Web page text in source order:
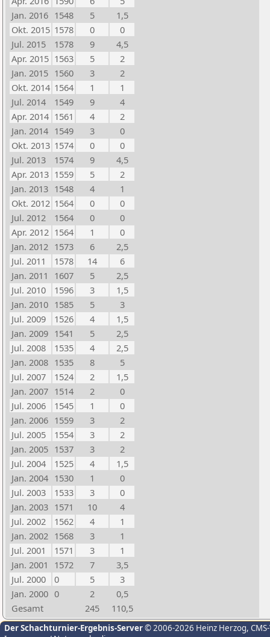
Jan. 2016 1548 5
1,5
Okt. 2015 1578 0
0
Jul. 2015
1578 9
4,5
Apr. 2015 1563 5
2
Jan. 2015 1560 3
2
Okt. 2014 1564 1
1
Jul. 2014
1549 9
4
Apr. 2014 1561 4
2
Jan. 2014 1549 3
0
Okt. 2013 1574 0
0
Jul. 2013
1574 9
4,5
Apr. 2013 1559 5
2
Jan. 2013 1548 4
1
Okt. 2012 1564 0
0
Jul. 2012
1564 0
0
Apr. 2012 1564 1
0
Jan. 2012 1573 6
2,5
Jul. 2011
1578 14
6
Jan. 2011
1607 5
2,5
Jul. 2010
1596 3
1,5
Jan. 2010 1585 5
3
Jul. 2009
1526 4
1,5
Jan. 2009 1541 5
2,5
Jul. 2008
1535 4
2,5
Jan. 2008 1535 8
5
Jul. 2007
1524 2
1,5
Jan. 2007 1514 2
0
Jul. 2006
1545 1
0
Jan. 2006 1559 3
2
Jul. 2005
1554 3
2
Jan. 2005 1537 3
2
Jul. 2004
1525 4
1,5
Jan. 2004 1530 1
0
Jul. 2003
1533 3
0
Jan. 2003 1571 10
4
Jul. 2002
1562 4
1
Jan. 2002 1568 3
1
Jul. 2001
1571 3
1
Jan. 2001
1572 7
3,5
Jul. 2000
0 5
3
Jan. 2000 0 2
0,5
Gesamt
245 110,5
Der Schachturnier-Ergebnis-Server© 2006-2026 Heinz Herzog,